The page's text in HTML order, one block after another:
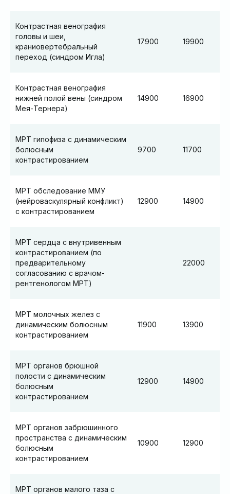
Контрастная венография
головы и шеи,
краниовертебральный
переход (синдром Игла)
17900 19900
Контрастная венография
нижней полой вены (синдром
Мея-Тернера)
14900 16900
МРТ гипофиза с динамическим
болюсным
контрастированием
9700 11700
МРТ обследование ММУ
(нейроваскулярный конфликт)
с контрастированием
12900 14900
МРТ сердца с внутривенным
контрастированием (по
предварительному
согласованию с врачом-
рентгенологом МРТ)
22000
МРТ молочных желез с
динамическим болюсным
контрастированием
11900 13900
МРТ органов брюшной
полости с динамическим
болюсным
контрастированием
12900 14900
МРТ органов забрюшинного
пространства с динамическим
болюсным
контрастированием
10900 12900
МРТ органов малого таза с